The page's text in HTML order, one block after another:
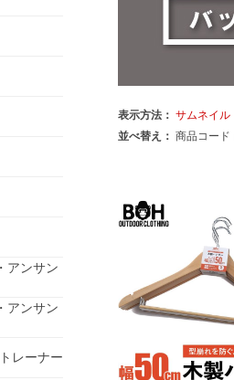
アンサン
アンサン
レーナー
表示方法： サムネイル
並べ替え： 商品コード